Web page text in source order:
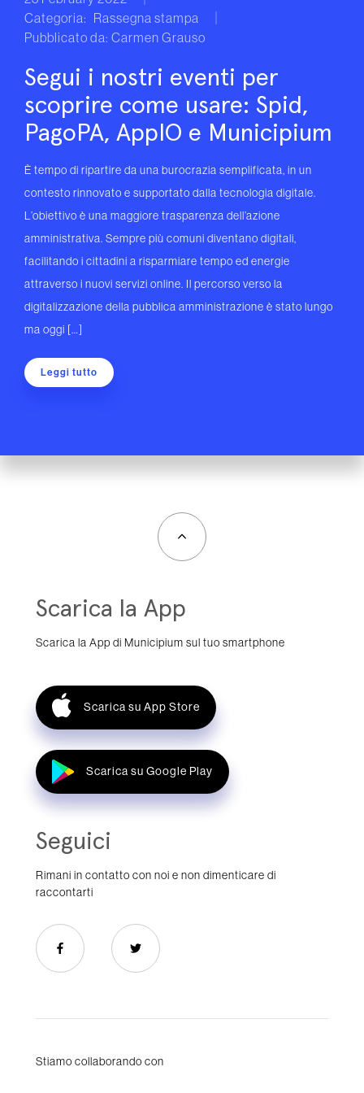
Categoria:
Rassegna stampa
Pubblicato da: Carmen Grauso
Segui i nostri eventi per
scoprire come usare: Spid,
PagoPA, AppIO e Municipium
È tempo di ripartire da una burocrazia semplificata, in un
contesto rinnovato e supportato dalla tecnologia digitale.
L’obiettivo è una maggiore trasparenza dell’azione
amministrativa. Sempre più comuni diventano digitali,
facilitando i cittadini a risparmiare tempo ed energie
attraverso i nuovi servizi online. Il percorso verso la
digitalizzazione della pubblica amministrazione è stato lungo
ma oggi […]
Leggi tutto
Scarica la App
Scarica la App di Municipium sul tuo smartphone
Scarica su App Store
Scarica su Google Play
Seguici
Rimani in contatto con noi e non dimenticare di
raccontarti
Stiamo collaborando con